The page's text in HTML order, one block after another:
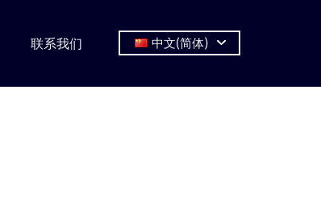
联系我们 中文(简体)